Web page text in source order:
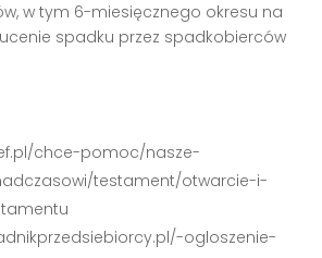
w tym 6-miesięcznego okresu na
spadku przez spadkobierców
chce-pomoc/nasze-
testament/otwarcie-i-
ogloszenie-